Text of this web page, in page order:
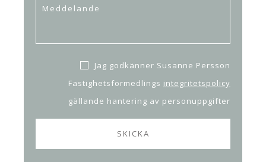
Jag godkänner Susanne Persson
Fastighetsförmedlings integritetspolicy
gällande hantering av personuppgifter